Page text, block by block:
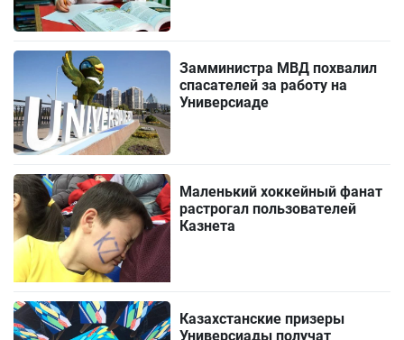
Замминистра МВД похвалил
спасателей за работу на
Универсиаде
Маленький хоккейный фанат
растрогал пользователей
Казнета
Казахстанские призеры
Универсиады получат